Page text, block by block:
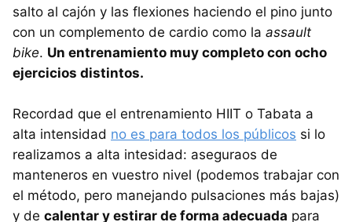
salto al cajón y las flexiones haciendo el pino junto
con un complemento de cardio como la assault
bike. Un entrenamiento muy completo con ocho
ejercicios distintos.
Recordad que el entrenamiento HIIT o Tabata a
alta intensidad no es para todos los públicos si lo
realizamos a alta intesidad: aseguraos de
manteneros en vuestro nivel (podemos trabajar con
el método, pero manejando pulsaciones más bajas)
y de calentar y estirar de forma adecuada para